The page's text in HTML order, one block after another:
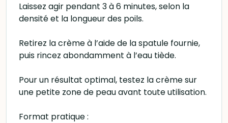
Laissez agir pendant 3 à 6 minutes, selon la
densité et la longueur des poils.
Retirez la crème à l’aide de la spatule fournie,
puis rincez abondamment à l’eau tiède.
Pour un résultat optimal, testez la crème sur
une petite zone de peau avant toute utilisation.
Format pratique :